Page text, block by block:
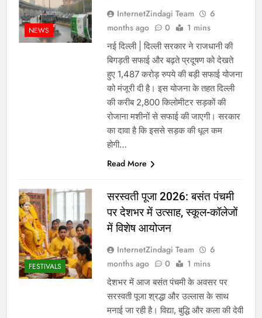
NEWS
InternetZindagi Team
6
months ago
0 1 mins
नई दिल्ली | दिल्ली सरकार ने राजधानी की
बिगड़ती सफाई और बढ़ते प्रदूषण को देखते
हुए 1,487 करोड़ रुपये की बड़ी सफाई योजना
को मंजूरी दी है। इस योजना के तहत दिल्ली
की करीब 2,800 किलोमीटर सड़कों की
रोजाना मशीनों से सफाई की जाएगी। सरकार
का दावा है कि इससे सड़क की धूल कम
होगी…
Read More
FESTIVALS
सरस्वती पूजा 2026: बसंत पंचमी
पर देशभर में उत्साह, स्कूल-कॉलेजों
में विशेष आयोजन
InternetZindagi Team
6
months ago
0 1 mins
देशभर में आज बसंत पंचमी के अवसर पर
सरस्वती पूजा श्रद्धा और उल्लास के साथ
मनाई जा रही है। विद्या, बुद्धि और कला की देवी